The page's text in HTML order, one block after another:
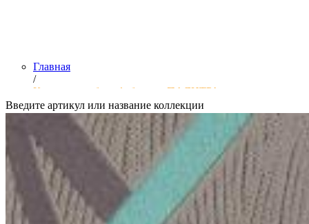
Главная
/
Коллекции обоев фабрики «ПАЛИТРА»
Введите артикул или название коллекции